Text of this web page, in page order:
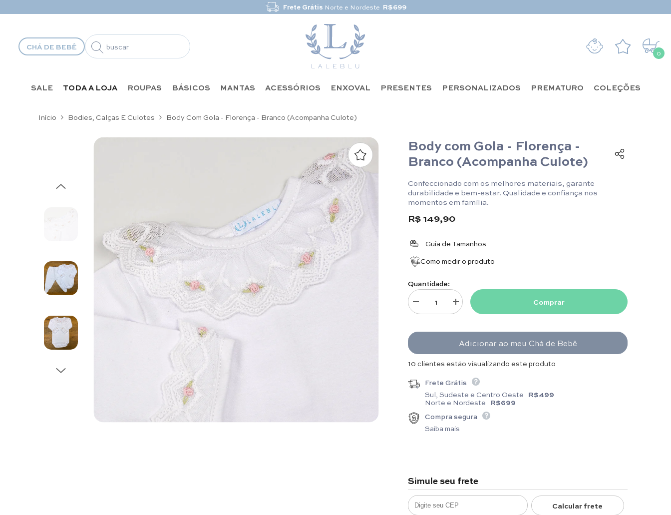
Frete Grátis Norte e Nordeste R$699
CHÁ DE BEBÊ
0
0
SALE TODA A LOJA ROUPAS BÁSICOS MANTAS ACESSÓRIOS ENXOVAL PRESENTES PERSONALIZADOS PREMATURO COLEÇÕES
Início Bodies, Calças E Culotes Body Com Gola - Florença - Branco (Acompanha Culote)
Body com Gola - Florença -
Branco (Acompanha Culote)
Confeccionado com os melhores materiais, garante
durabilidade e bem-estar. Qualidade e confiança nos
momentos em família.
R$ 149,90
Guia de Tamanhos
Como medir o produto
Quantidade:
Diminuir quantidade para Body com Gola - Florença - Branco (Acompanha Culote)
Aumentar quantidade para Body com Gola - Florença - Branco
Comprar
Adicionar ao meu Chá de Bebê
1 clientes estão visualizando este produto
Frete Grátis
Sul, Sudeste e Centro Oeste R$499
Norte e Nordeste R$699
Compra segura
Saiba mais
Simule seu frete
Calcular frete